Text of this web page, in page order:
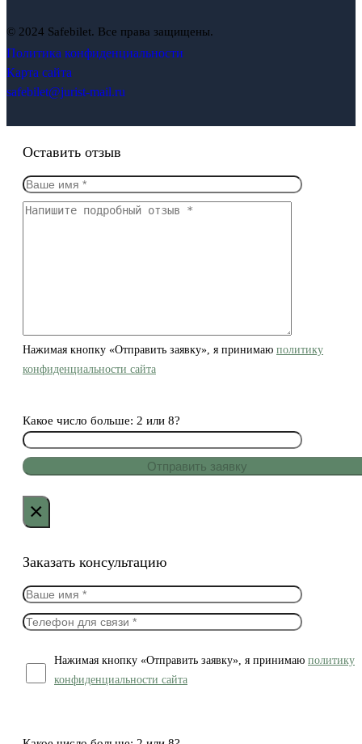
© 2024 Safebilet. Все права защищены.
Политика конфиденциальности
Карта сайта
safebilet@jurist-mail.ru
Оставить отзыв
Нажимая кнопку «Отправить заявку», я принимаю политику
конфиденциальности сайта
Какое число больше: 2 или 8?
×
Заказать консультацию
Нажимая кнопку «Отправить заявку», я принимаю политику
конфиденциальности сайта